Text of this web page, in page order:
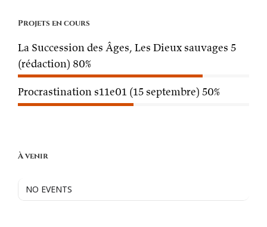
Projets en cours
La Succession des Âges, Les Dieux sauvages 5
(rédaction) 80%
Procrastination s11e01 (15 septembre) 50%
À venir
NO EVENTS